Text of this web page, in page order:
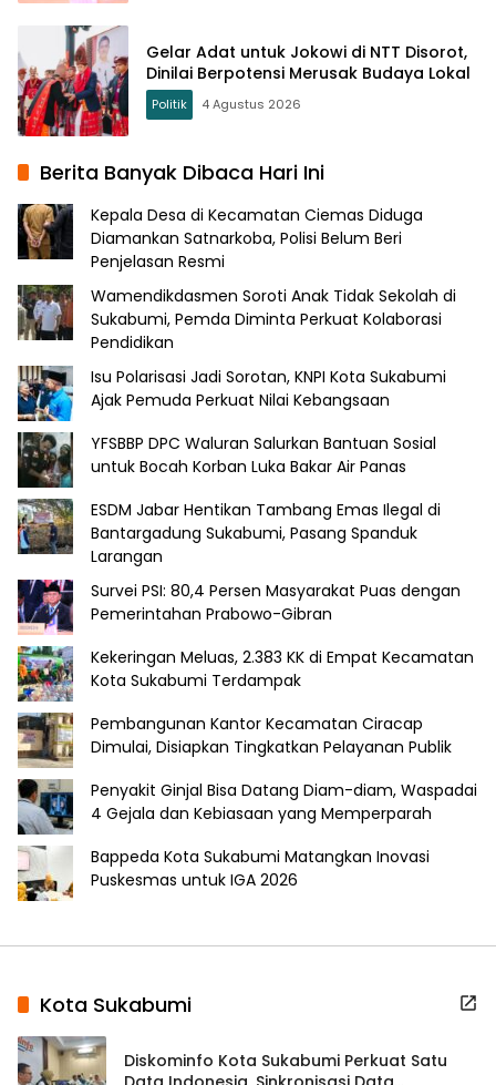
Gelar Adat untuk Jokowi di NTT Disorot,
Dinilai Berpotensi Merusak Budaya Lokal
Politik 4 Agustus 2026
Berita Banyak Dibaca Hari Ini
Kepala Desa di Kecamatan Ciemas Diduga
Diamankan Satnarkoba, Polisi Belum Beri
Penjelasan Resmi
Wamendikdasmen Soroti Anak Tidak Sekolah di
Sukabumi, Pemda Diminta Perkuat Kolaborasi
Pendidikan
Isu Polarisasi Jadi Sorotan, KNPI Kota Sukabumi
Ajak Pemuda Perkuat Nilai Kebangsaan
YFSBBP DPC Waluran Salurkan Bantuan Sosial
untuk Bocah Korban Luka Bakar Air Panas
ESDM Jabar Hentikan Tambang Emas Ilegal di
Bantargadung Sukabumi, Pasang Spanduk
Larangan
Survei PSI: 80,4 Persen Masyarakat Puas dengan
Pemerintahan Prabowo-Gibran
Kekeringan Meluas, 2.383 KK di Empat Kecamatan
Kota Sukabumi Terdampak
Pembangunan Kantor Kecamatan Ciracap
Dimulai, Disiapkan Tingkatkan Pelayanan Publik
Penyakit Ginjal Bisa Datang Diam-diam, Waspadai
4 Gejala dan Kebiasaan yang Memperparah
Bappeda Kota Sukabumi Matangkan Inovasi
Puskesmas untuk IGA 2026
Kota Sukabumi
Diskominfo Kota Sukabumi Perkuat Satu